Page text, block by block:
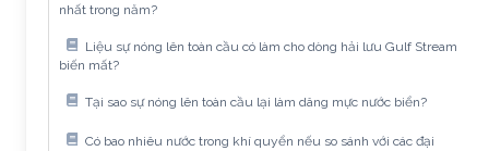
nhất trong năm?
Liệu sự nóng lên toàn cầu có làm cho dòng hải lưu Gulf Stream
biến mất?
Tại sao sự nóng lên toàn cầu lại làm dâng mực nước biển?
Có bao nhiêu nước trong khí quyển nếu so sánh với các đại